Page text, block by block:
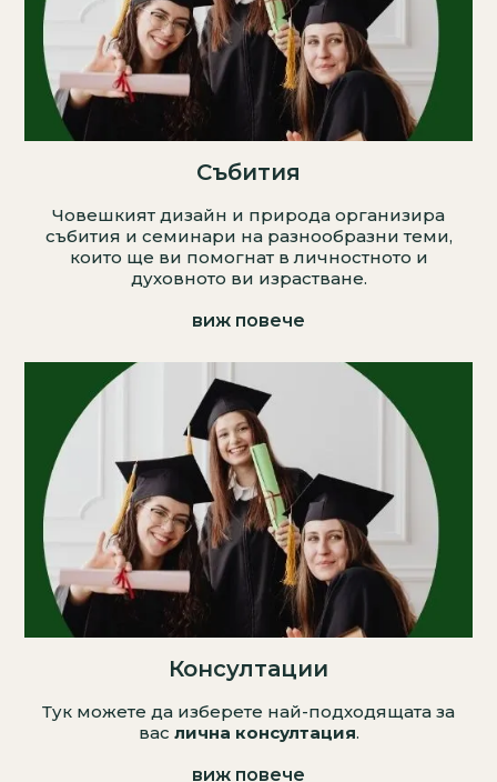
Събития
Човешкият дизайн и природа организира
събития и семинари на разнообразни теми,
които ще ви помогнат в личностното и
духовното ви израстване.
виж повече
Консултации
Тук можете да изберете най-подходящата за
вас лична консултация.
виж повече